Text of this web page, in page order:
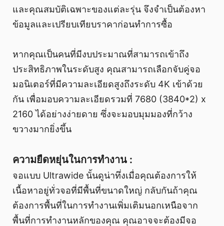
และคุณสมบัติเฉพาะของแต่ละรุ่น จึงจำเป็นต้องหา
ข้อมูลและเปรียบเทียบราคาก่อนทำการซื้อ
หากคุณเป็นคนที่มีงบประมาณที่สามารถเข้าถึง
ประสิทธิภาพในระดับสูง คุณสามารถเลือกจับคู่จอ
มอนิเตอร์ที่มีความละเอียดสูงถึงระดับ 4K เข้าด้วย
กัน เพื่อมอบความละเอียดรวมที่ 7680 (3840*2) x
2160 ได้อย่างง่ายดาย ซึ่งจะมอบมุมมองที่กว้าง
ขวางมากยิ่งขึ้น
ความยืดหยุ่นในการทำงาน :
จอแบบ Ultrawide นั้นดูน่าทึ่งเมื่อคุณต้องการให้
เนื้อหาอยู่ทั่วจอที่มีพื้นที่ขนาดใหญ่ กลับกันถ้าคุณ
ต้องการพื้นที่ในการทำงานเพิ่มเติมนอกเหนือจาก
พื้นที่การทำงานหลักของคุณ คุณอาจจะต้องมีจอ